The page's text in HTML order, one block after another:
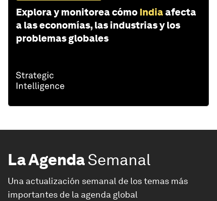
Explora y monitorea cómo Indiaafecta
a las economías, las industrias y los
problemas globales
La AgendaSemanal
Una actualización semanal de los temas más
importantes de la agenda global